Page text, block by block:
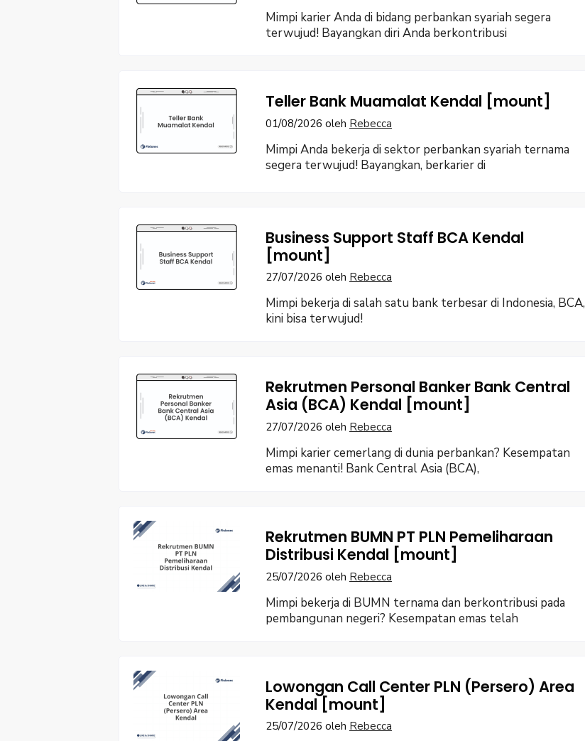
Mimpi karier Anda di bidang perbankan syariah segera
terwujud! Bayangkan diri Anda berkontribusi
Teller Bank Muamalat Kendal [mount]
01/08/2026 oleh Rebecca
Mimpi Anda bekerja di sektor perbankan syariah ternama
segera terwujud! Bayangkan, berkarier di
Business Support Staff BCA Kendal
[mount]
27/07/2026 oleh Rebecca
Mimpi bekerja di salah satu bank terbesar di Indonesia, BCA,
kini bisa terwujud!
Rekrutmen Personal Banker Bank Central
Asia (BCA) Kendal [mount]
27/07/2026 oleh Rebecca
Mimpi karier cemerlang di dunia perbankan? Kesempatan
emas menanti! Bank Central Asia (BCA),
Rekrutmen BUMN PT PLN Pemeliharaan
Distribusi Kendal [mount]
25/07/2026 oleh Rebecca
Mimpi bekerja di BUMN ternama dan berkontribusi pada
pembangunan negeri? Kesempatan emas telah
Lowongan Call Center PLN (Persero) Area
Kendal [mount]
25/07/2026 oleh Rebecca